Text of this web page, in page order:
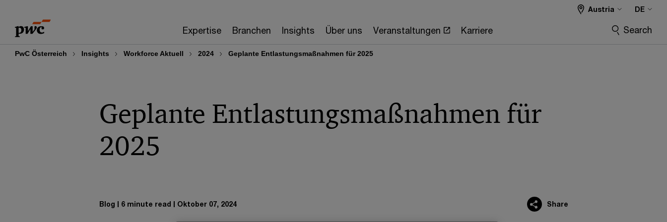
content
footer
Expertise Branchen Insights Über uns Veranstaltungen Karriere
Austria DE
Search
PwC Österreich Insights Workforce Aktuell 2024 Geplante Entlastungsmaßnahmen für 2025
Geplante Entlastungsmaßnahmen für
2025
Blog 6 minute read Oktober 07, 2024 Share